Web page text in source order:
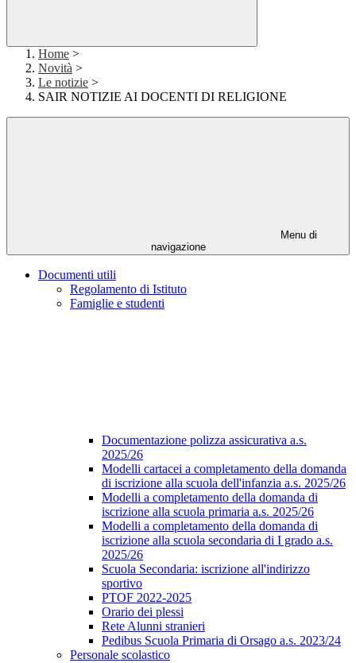
Home >
Novità >
Le notizie >
SAIR NOTIZIE AI DOCENTI DI RELIGIONE
Menu di
navigazione
Documenti utili
Regolamento di Istituto
Famiglie e studenti
Documentazione polizza assicurativa a.s.
2025/26
Modelli cartacei a completamento della domanda
di iscrizione alla scuola dell'infanzia a.s. 2025/26
Modelli a completamento della domanda di
iscrizione alla scuola primaria a.s. 2025/26
Modelli a completamento della domanda di
iscrizione alla scuola secondaria di I grado a.s.
2025/26
Scuola Secondaria: iscrizione all'indirizzo
sportivo
PTOF 2022-2025
Orario dei plessi
Rete Alunni stranieri
Pedibus Scuola Primaria di Orsago a.s. 2023/24
Personale scolastico